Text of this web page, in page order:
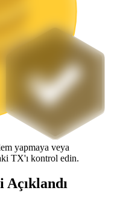
staking
yapmaya veya
TX'ı kontrol edin.